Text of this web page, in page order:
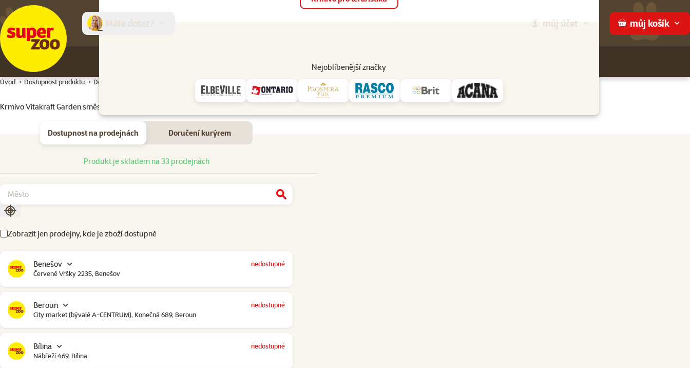
můj účet můj košík
Nejoblíbenější značky
Prodejny Služby
Úvod Dostupnost produktu Dostupnost produktu
Dostupnost a doručení
Krmivo Vitakraft Garden směs pro venkovní ptactvo 850g
Dostupnost na prodejnách Doručení kurýrem
Dostupnost na prodejnáchProdukt je skladem na 33 prodejnách
Najít
Seřadit podle aktuální polohy
Zobrazit jen prodejny, kde je zboží dostupné
Benešov
Červené Vršky 2235, Benešov
nedostupné
Beroun
City market (bývalé A-CENTRUM), Konečná 689, Beroun
nedostupné
Bílina
Nábřeží 469, Bílina
nedostupné